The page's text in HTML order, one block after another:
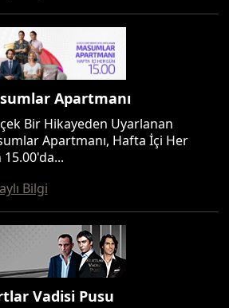
Apartmanı
Bir Hikayeden Uyarlanan
Apartmanı, Hafta İçi Her
Bilgi
Vadisi Pusu